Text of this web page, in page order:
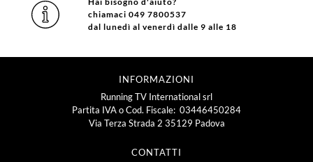
chiamaci 049 7800537
dal lunedì al venerdì dalle 9 alle 18
INFORMAZIONI
Running TV International srl
Partita IVA o Cod. Fiscale: 03446450284
Via Terza Strada 2 35129 Padova
CONTATTI